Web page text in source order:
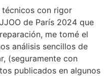
técnicos con rigor
de París 2024 que
me tomé el
análisis sencillos de
(seguramente con
publicados en algunos